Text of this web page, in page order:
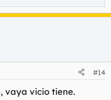
#14
vaya vicio tiene.